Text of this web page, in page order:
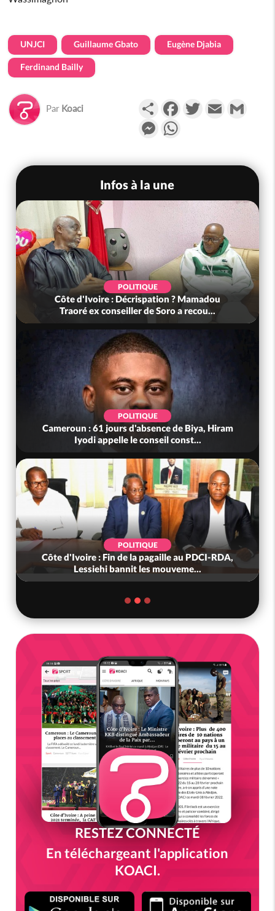
UNJCI Guillaume Gbato Eugène Djabia
Ferdinand Bailly
Par Koaci PartagerFacebookTwitterEmail
Messenger
Infos à la une
POLITIQUE
: Décrispation ? Mamadou
de Soro a recou...
jours d'absence de Biya, Hiram
le conseil const...
POLITIQUE
de la pagaille au PDCI-RDA,
bannit les mouveme...
Côte d'Ivoire : Fin
tonnes de
Côte d'Ivoire :
Côte d'Ivoire : « On
nous »,
RESTEZ CONNECTÉ
En téléchargeant l'application
KOACI.